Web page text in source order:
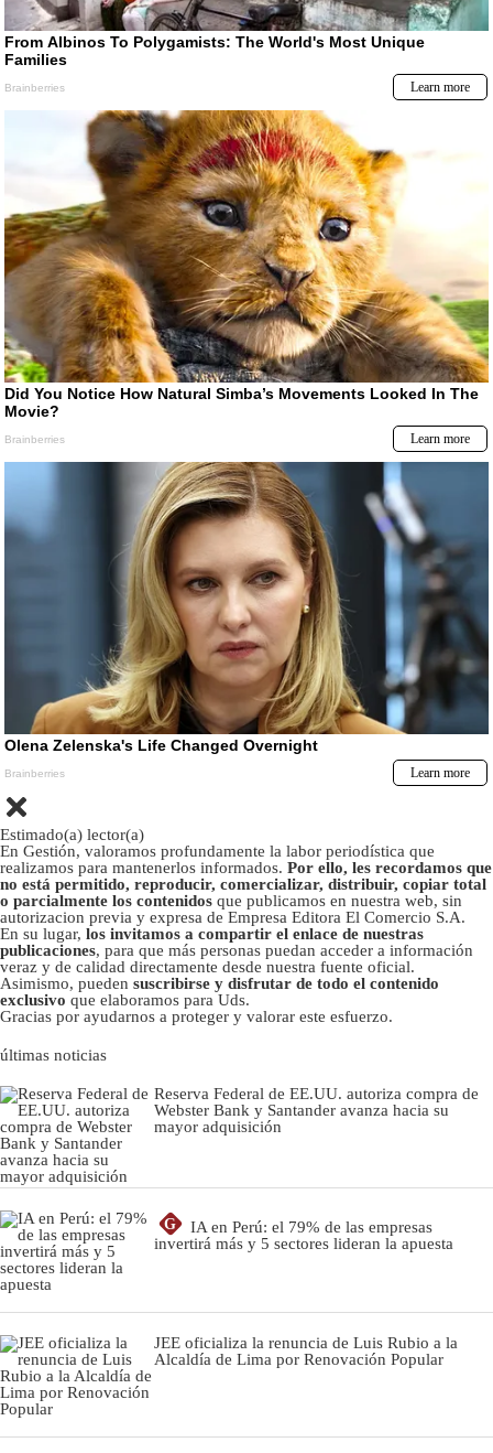
Estimado(a) lector(a)
En Gestión, valoramos profundamente la labor periodística que
realizamos para mantenerlos informados. Por ello, les recordamos que
no está permitido, reproducir, comercializar, distribuir, copiar total
o parcialmente los contenidos que publicamos en nuestra web, sin
autorizacion previa y expresa de Empresa Editora El Comercio S.A.
En su lugar, los invitamos a compartir el enlace de nuestras
publicaciones, para que más personas puedan acceder a información
veraz y de calidad directamente desde nuestra fuente oficial.
Asimismo, pueden suscribirse y disfrutar de todo el contenido
exclusivo que elaboramos para Uds.
Gracias por ayudarnos a proteger y valorar este esfuerzo.
últimas noticias
Reserva Federal de EE.UU. autoriza compra de
Webster Bank y Santander avanza hacia su
mayor adquisición
G
IA en Perú: el 79% de las empresas
invertirá más y 5 sectores lideran la apuesta
JEE oficializa la renuncia de Luis Rubio a la
Alcaldía de Lima por Renovación Popular